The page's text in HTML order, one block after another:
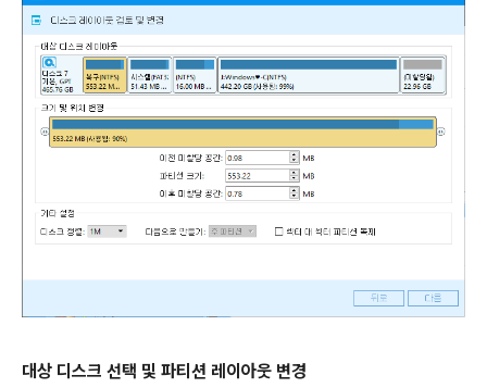
대상 디스크 선택 및 파티션 레이아웃 변경